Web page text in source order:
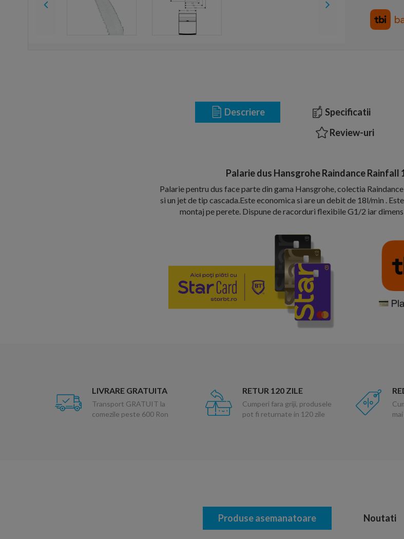
Descriere Specificatii
Review-uri
Palarie dus Hansgrohe Raindance Rainfall
Palarie pentru dus face parte din gama Hansgrohe, colectia
si un jet de tip cascada.Este economica si are un debit de 18l/min .
montaj pe perete. Dispune de racorduri flexibile G1/2 iar
LIVRARE GRATUITA
Transport GRATUIT la
comezile peste 600 Ron
RETUR 120 ZILE
Cumperi fara griji, produsele
pot fi returnate in 120 zile
Produse asemanatoare Noutati